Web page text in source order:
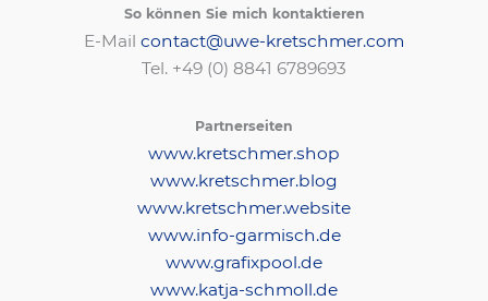
So können Sie mich kontaktieren
E-Mail contact@uwe-kretschmer.com
Tel. +49 (0) 8841 6789693‬
Partnerseiten
www.kretschmer.shop
www.kretschmer.blog
www.kretschmer.website
www.info-garmisch.de
www.grafixpool.de
www.katja-schmoll.de